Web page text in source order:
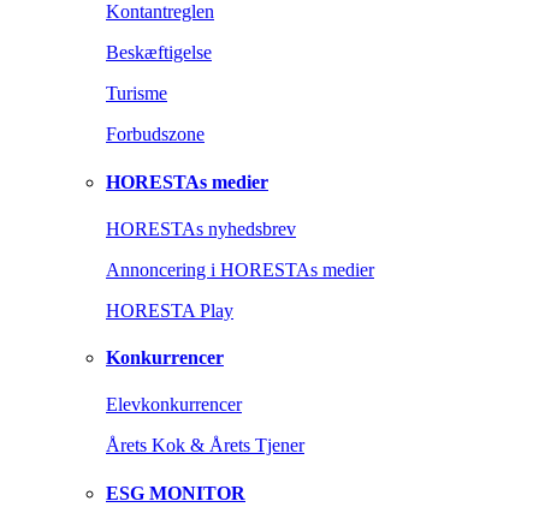
Kontantreglen
Beskæftigelse
Turisme
Forbudszone
HORESTAs medier
HORESTAs nyhedsbrev
Annoncering i HORESTAs medier
HORESTA Play
Konkurrencer
Elevkonkurrencer
Årets Kok & Årets Tjener
ESG MONITOR